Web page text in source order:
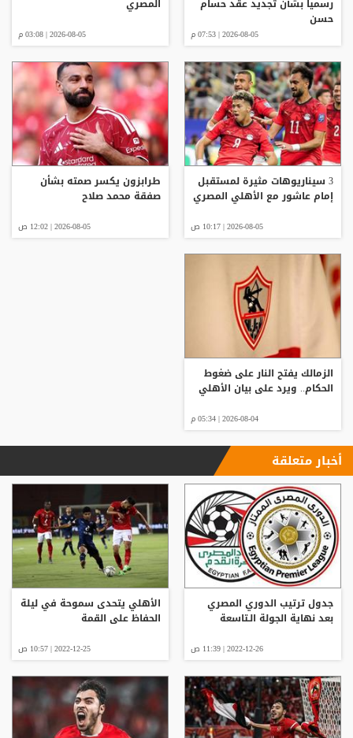
رسميا بشأن تجديد عقد حسام
حسن
2026-08-05 | 07:53 م
المصري
2026-08-05 | 03:08 م
3 سيناريوهات مثيرة لمستقبل
إمام عاشور مع الأهلي المصري
2026-08-05 | 10:17 ص
طرابزون يكسر صمته بشأن
صفقة محمد صلاح
2026-08-05 | 12:02 ص
الزمالك يفتح النار على ضغوط
الحكام.. ويرد على بيان الأهلي
2026-08-04 | 05:34 م
أخبار متعلقة
جدول ترتيب الدوري المصري
بعد نهاية الجولة الـتاسعة
2022-12-26 | 11:39 ص
الأهلي يتحدى سموحة في ليلة
الحفاظ على القمة
2022-12-25 | 10:57 ص